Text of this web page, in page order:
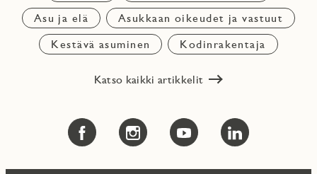
Asu ja elä
Asukkaan oikeudet ja vastuut
Kestävä asuminen
Kodinrakentaja
Katso kaikki artikkelit